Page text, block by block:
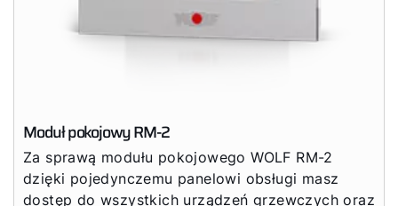
Moduł pokojowy RM-2
Za sprawą modułu pokojowego WOLF RM-2
dzięki pojedynczemu panelowi obsługi masz
dostęp do wszystkich urządzeń grzewczych oraz